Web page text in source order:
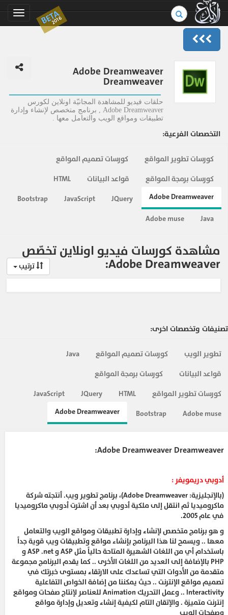
BETA
2016
بحث
في
الموسوعة..
Adobe Dreamweaver
Dreamweaver
حلقات فيديو للمشاهدة المجانيّة اونلاين لكورس
Adobe Dreamweaver , برنامج متخصص لإنشاء وإدارة
تطبيقات ومواقع الويب والتعامل معها .
التخصصات الفرعية:
كورسات تطوير المواقع
كورسات تصميم المواقع
كورسات برمجة المواقع
قواعد البيانات
HTML
Adobe Dreamweaver
JQuery
JavaScript
Bootstrap
Java
Adobe muse
مشاهدة كورسات فيديو اونلاين تخصّص
Adobe Dreamweaver:
تصنيفات وتخصصات اخرى:
تطوير الويب كورسات تصميم المواقع
Java
قواعد البيانات
كورسات برمجة المواقع
كورسات تطوير المواقع
HTML
JQuery
JavaScript
Adobe muse
Bootstrap
Adobe Dreamweaver
Adobe Dreamweaver Dreamweaver:
أدوبي دريمويفر :
(بالإنجليزية: Adobe Dreamweaver)، برنامج تطوير ويب. أنتجته شركة
ماكروميديا ثم انتقل إلى ملكية أدوبي بعد أن اشترت أدوبي ماكروميديا
في عام 2005.
و هو برنامج متخصص لإنشاء وإدارة تطبيقات ومواقع الويب والتعامل
معها .. ويسمح لنا هذا البرنامج بإنشاء مواقع وتطبيقات ويب قوية جداً
باستخدام أي من اللغات الشهيرة المتاحة حالياً مثل ASP و ASP .net و
PHP بالإضافة إلى العديد من اللغات الأخرى .. كما يقدم البرنامج مجموعة
متقدمة من الأدوات التي تساعدك على الارتقاء بمستوى خبرتك في
تصميم مواقع الإنترنت .. حيث يمكننا من إضافة الخواص التفاعلية
Interactivity .. وعمل التحريك Animation للعناصر لإنتاج صفحات ومواقع
إنترنت متميزة . والإتقان التام لكيفية إنشاء وتعديل وإدارة مواقع